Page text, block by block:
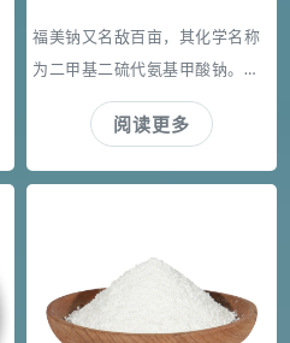
福美钠又名敌百亩，其化学名称
为二甲基二硫代氨基甲酸钠。福
美钠纯品为鳞片状白色结晶，有
轻微氨味，极易溶于水。主要用
胶制品的硫化促进剂及农业杀虫
剂等。也是杀菌剂福美双、福美
铁、福美铵、福美锌、福美镍的
阅读更多